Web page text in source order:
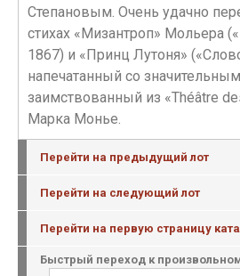
Степановым. Очень удачно
стихах «Мизантроп» Мольера
1867) и «Принц Лутоня»
напечатанный со
заимствованный из «Théâtre
Марка Монье.
Перейти на предыдущий лот
Перейти на следующий лот
Перейти на первую страницу
Быстрый переход к